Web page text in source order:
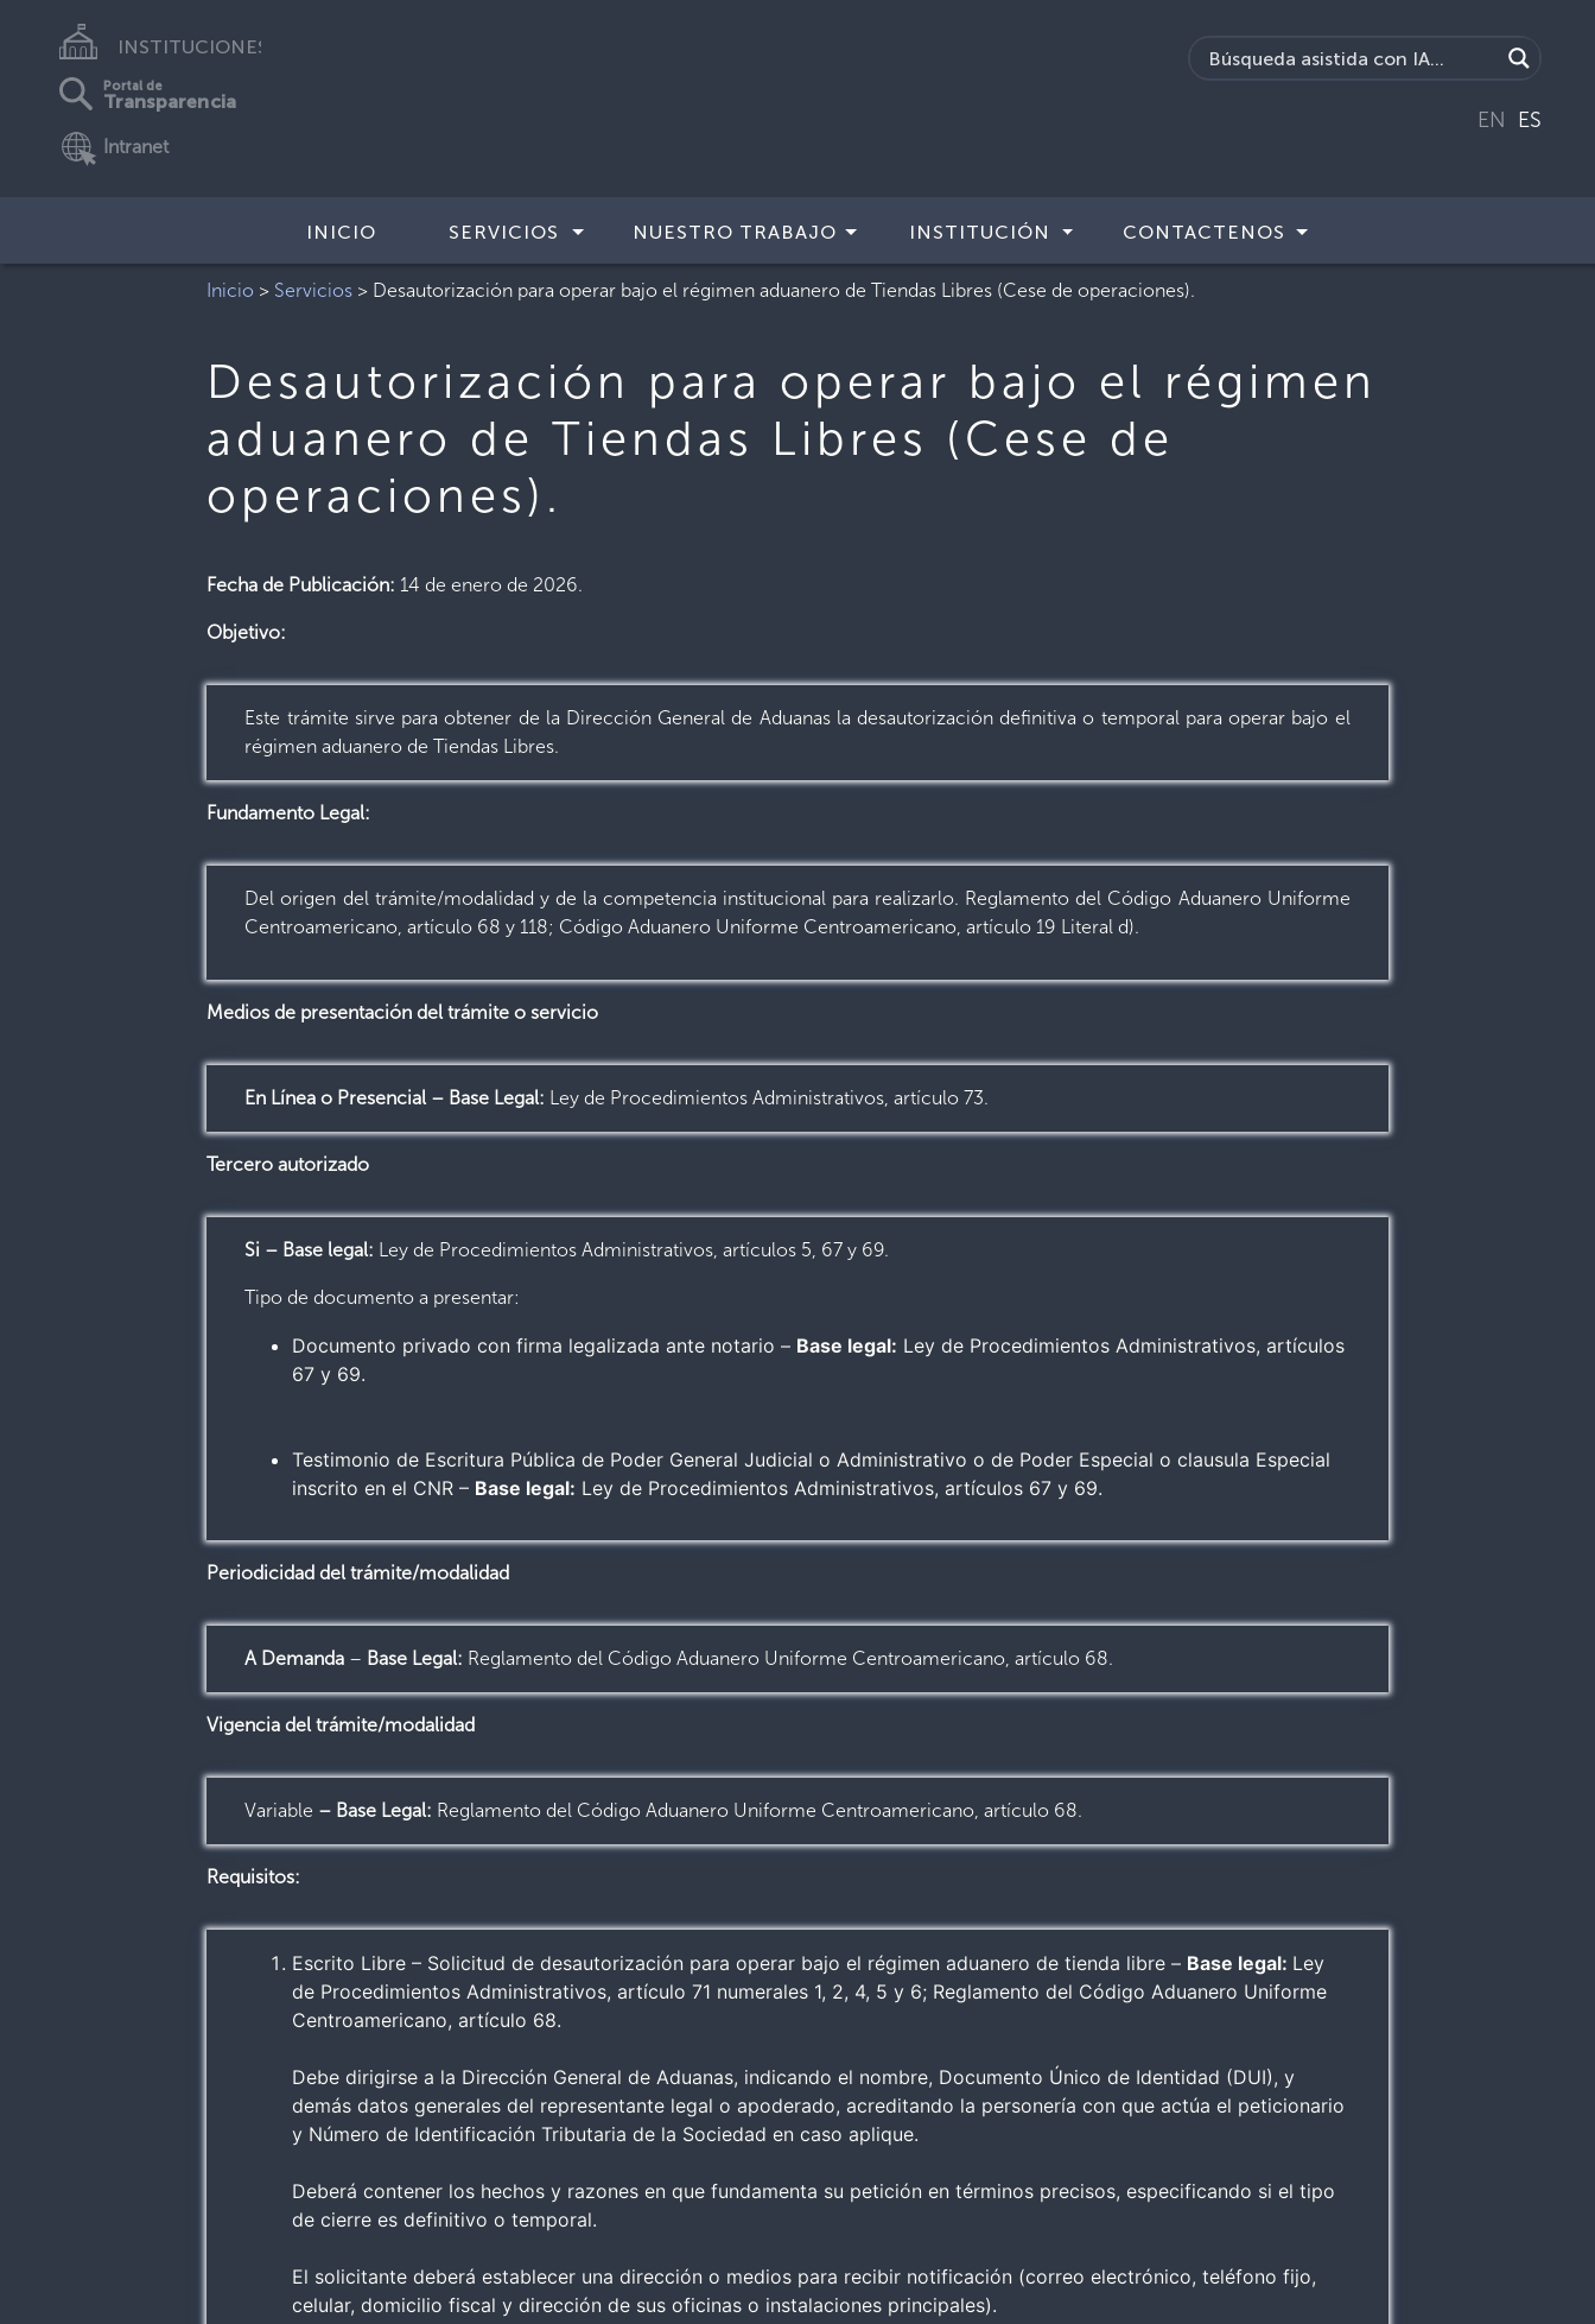
INSTITUCIONES
Portal de
Transparencia
Intranet
EN ES
INICIO SERVICIOS NUESTRO TRABAJO INSTITUCIÓN CONTACTENOS
Inicio > Servicios > Desautorización para operar bajo el régimen aduanero de Tiendas Libres (Cese de operaciones).
Desautorización para operar bajo el régimen
aduanero de Tiendas Libres (Cese de
operaciones).
Fecha de Publicación: 14 de enero de 2026.
Objetivo:
Este trámite sirve para obtener de la Dirección General de Aduanas la desautorización definitiva o temporal para operar bajo el
régimen aduanero de Tiendas Libres.
Fundamento Legal:
Del origen del trámite/modalidad y de la competencia institucional para realizarlo. Reglamento del Código Aduanero Uniforme
Centroamericano, artículo 68 y 118; Código Aduanero Uniforme Centroamericano, artículo 19 Literal d).
Medios de presentación del trámite o servicio
En Líneao Presencial – Base Legal: Ley de Procedimientos Administrativos, artículo 73.
Tercero autorizado
Si – Base legal: Ley de Procedimientos Administrativos, artículos 5, 67 y 69.
Tipo de documento a presentar:
Documento privado con firma legalizada ante notario – Base legal: Ley de Procedimientos Administrativos, artículos
67 y 69.
Testimonio de Escritura Pública de Poder General Judicial o Administrativo o de Poder Especial o clausula Especial
inscrito en el CNR – Base legal: Ley de Procedimientos Administrativos, artículos 67 y 69.
Periodicidad del trámite/modalidad
A Demanda – Base Legal: Reglamento del Código Aduanero Uniforme Centroamericano, artículo 68.
Vigencia del trámite/modalidad
Variable – Base Legal: Reglamento del Código Aduanero Uniforme Centroamericano, artículo 68.
Requisitos:
Escrito Libre – Solicitud de desautorización para operar bajo el régimen aduanero de tienda libre – Base legal: Ley
de Procedimientos Administrativos, artículo 71 numerales 1, 2, 4, 5 y 6; Reglamento del Código Aduanero Uniforme
Centroamericano, artículo 68.
Debe dirigirse a la Dirección General de Aduanas, indicando el nombre, Documento Único de Identidad (DUI), y
demás datos generales del representante legal o apoderado, acreditando la personería con que actúa el peticionario
y Número de Identificación Tributaria de la Sociedad en caso aplique.
Deberá contener los hechos y razones en que fundamenta su petición en términos precisos, especificando si el tipo
de cierre es definitivo o temporal.
El solicitante deberá establecer una dirección o medios para recibir notificación (correo electrónico, teléfono fijo,
celular, domicilio fiscal y dirección de sus oficinas o instalaciones principales).